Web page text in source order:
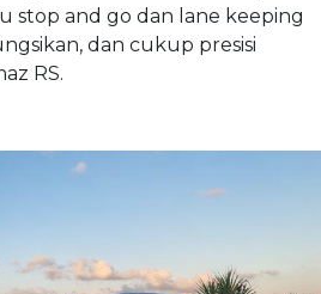
stop and go dan lane keeping
dan cukup presisi
RS.